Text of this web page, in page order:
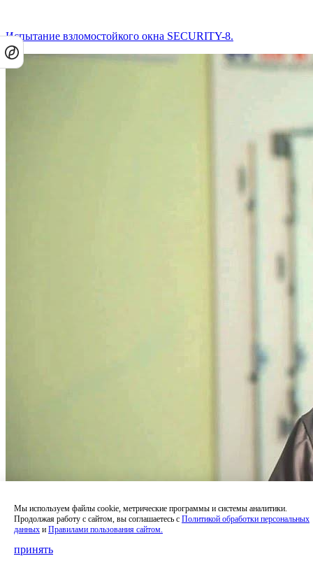
Испытание взломостойкого окна SECURITY-8.
Мы используем файлы cookie, метрические программы и системы аналитики.
Продолжая работу с сайтом, вы соглашаетесь с Политикой обработки персональных
данных и Правилами пользования сайтом.
принять